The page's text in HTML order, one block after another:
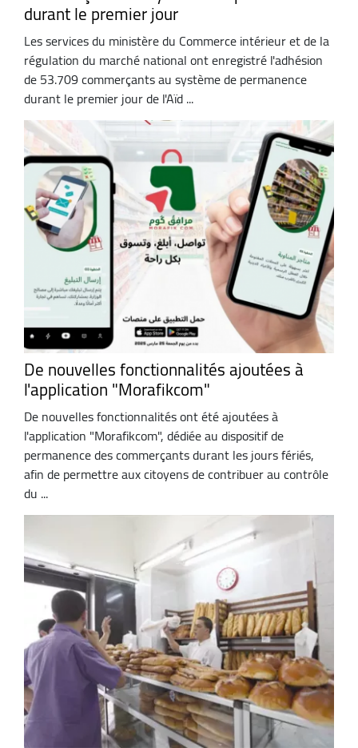
durant le premier jour
Les services du ministère du Commerce intérieur et de la
régulation du marché national ont enregistré l'adhésion
de 53.709 commerçants au système de permanence
durant le premier jour de l'Aïd ...
De nouvelles fonctionnalités ajoutées à
l'application "Morafikcom"
De nouvelles fonctionnalités ont été ajoutées à
l'application "Morafikcom", dédiée au dispositif de
permanence des commerçants durant les jours fériés,
afin de permettre aux citoyens de contribuer au contrôle
du ...